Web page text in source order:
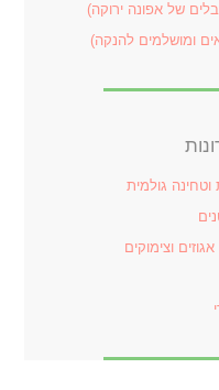
של אפונה ירוקה)
ומושלמים להנקה)
גולמית
וצימוקים